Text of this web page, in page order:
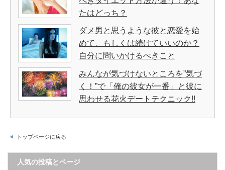
たはどっち？
ダメ男と思うような彼と恋愛を始
めて、もしくは続けていいのか？
自分に問いかけるべきこと
みんなが気づけないところを”気づ
く！”で「俺の彼女が一番」と彼に
思わせる花火デートテクニック!!
トップページに戻る
人気の投稿とページ